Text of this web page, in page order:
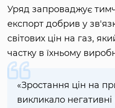
Уряд запроваджує
експорт добрив у
світових цін на газ,
частку в їхньому
«Зростання цін на
викликало негативні